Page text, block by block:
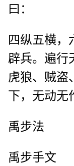
曰：
四纵五横，
辟兵。遍行
虎狼、贼盗
下，无动无
禹步法
禹步手文